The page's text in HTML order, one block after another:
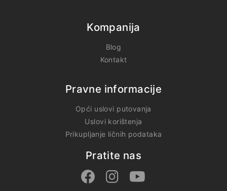
Kompanija
Blog
Kontakt
Pravne informacije
Opći uslovi putovanja
Uslovi korištenja
Prikupljanje ličnih podataka
Pratite nas